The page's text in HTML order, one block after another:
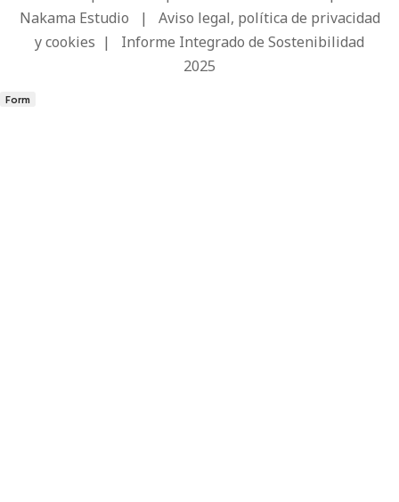
Nakama Estudio | Aviso legal, política de privacidad
y cookies | Informe Integrado de Sostenibilidad
2025
Form